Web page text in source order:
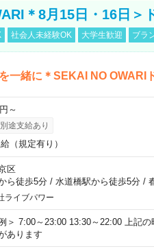
＊8月15日・16日＞
社会人未経験OK 大学生歓迎 ブラ
一緒に＊SEKAI NO OWARI
～
途支給あり
（規定有り）
区
ら徒歩5分/ 水道橋駅から徒歩5分/
ライブパワー
＞ 7:00～23:00 13:30～22:00 上記
あります